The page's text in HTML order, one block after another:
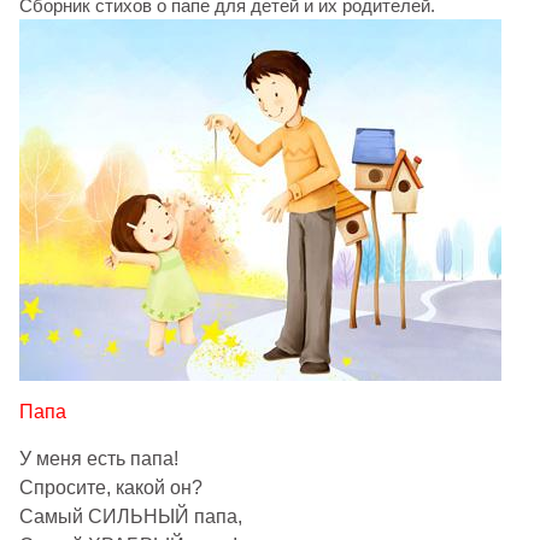
Сборник стихов о папе для детей и их родителей.
Папа
У меня есть папа!
Спросите, какой он?
Самый СИЛЬНЫЙ папа,